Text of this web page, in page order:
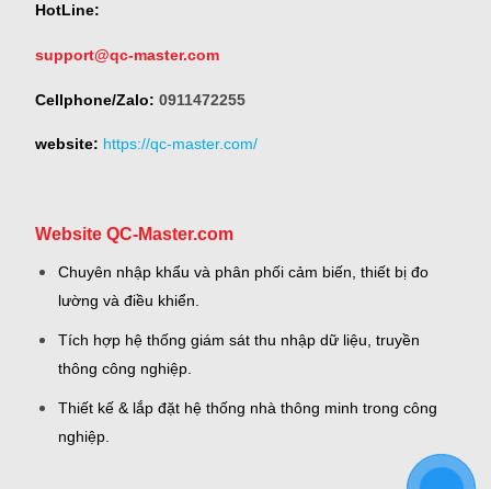
HotLine:
support@qc-master.com
Cellphone/Zalo: 0911472255
website: https://qc-master.com/
Website QC-Master.com
Chuyên nhập khẩu và phân phối cảm biến, thiết bị đo
lường và điều khiển.
Tích hợp hệ thống giám sát thu nhập dữ liệu, truyền
thông công nghiệp.
Thiết kế & lắp đặt hệ thống nhà thông minh trong công
nghiệp.